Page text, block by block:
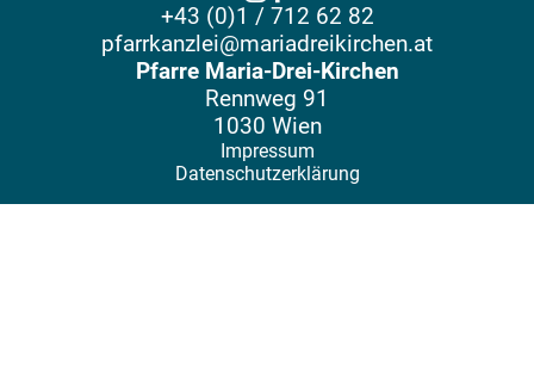
+43 (0)1 / 712 62 82
pfarrkanzlei@mariadreikirchen.at
Pfarre Maria-Drei-Kirchen
Rennweg 91
1030 Wien
Impressum
Datenschutzerklärung